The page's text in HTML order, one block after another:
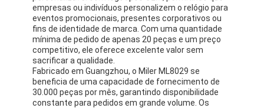
empresas ou indivíduos personalizem o relógio para
eventos promocionais, presentes corporativos ou
fins de identidade de marca. Com uma quantidade
mínima de pedido de apenas 20 peças e um preço
competitivo, ele oferece excelente valor sem
sacrificar a qualidade.
Fabricado em Guangzhou, o Miler ML8029 se
beneficia de uma capacidade de fornecimento de
30.000 peças por mês, garantindo disponibilidade
constante para pedidos em grande volume. Os